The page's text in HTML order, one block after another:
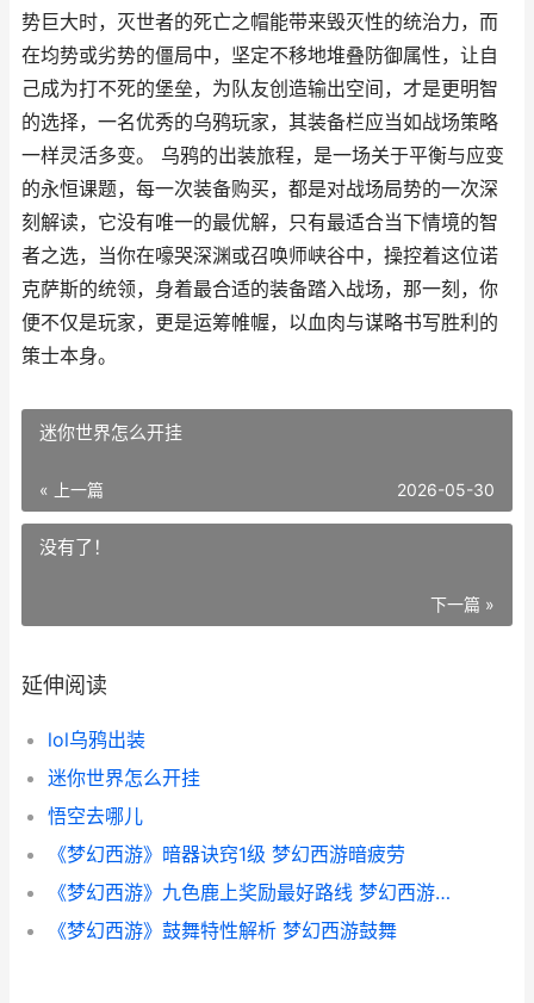
势巨大时，灭世者的死亡之帽能带来毁灭性的统治力，而
在均势或劣势的僵局中，坚定不移地堆叠防御属性，让自
己成为打不死的堡垒，为队友创造输出空间，才是更明智
的选择，一名优秀的乌鸦玩家，其装备栏应当如战场策略
一样灵活多变。 乌鸦的出装旅程，是一场关于平衡与应变
的永恒课题，每一次装备购买，都是对战场局势的一次深
刻解读，它没有唯一的最优解，只有最适合当下情境的智
者之选，当你在嚎哭深渊或召唤师峡谷中，操控着这位诺
克萨斯的统领，身着最合适的装备踏入战场，那一刻，你
便不仅是玩家，更是运筹帷幄，以血肉与谋略书写胜利的
策士本身。
迷你世界怎么开挂
« 上一篇 2026-05-30
没有了！
下一篇 »
延伸阅读
lol乌鸦出装
迷你世界怎么开挂
悟空去哪儿
《梦幻西游》暗器诀窍1级 梦幻西游暗疲劳
《梦幻西游》九色鹿上奖励最好路线 梦幻西游九重塔的故事发生在哪?
《梦幻西游》鼓舞特性解析 梦幻西游鼓舞